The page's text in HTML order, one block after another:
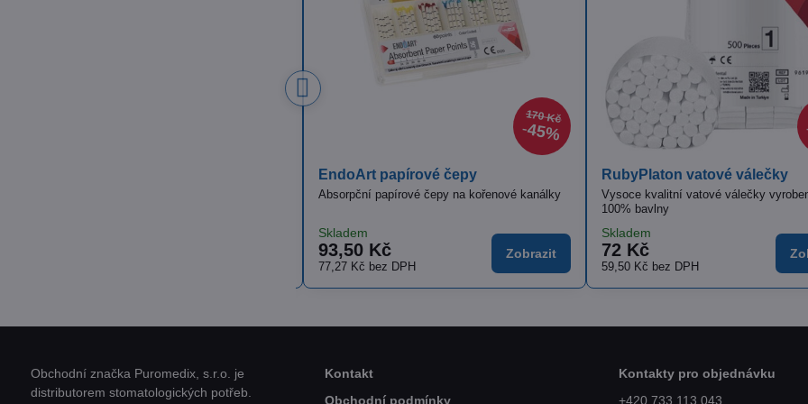
47%
Obaly na senzory
Jednorázové ochranné obaly na senzory
Skladem
od 245,22 Kč
od 202,66 Kč bez DPH
Zobrazit
Zhermack Zeta 4 Wash
Čistič povrchů, 3 l
Vyprodáno
389 Kč
321,49 Kčbez DPH
Obchodní značka Puromedix, s.r.o. je
distributorem stomatologických potřeb.
Kontakt
Obchodní podmínky
Kontakty pro objednávku
+420 733 113 043